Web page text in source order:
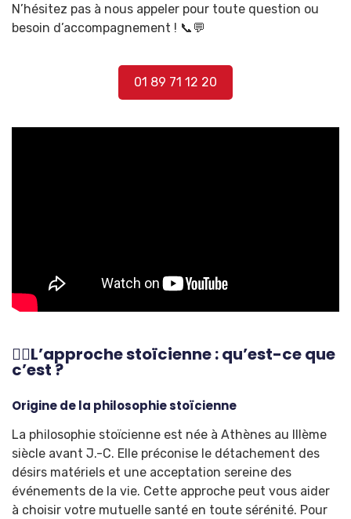
N’hésitez pas à nous appeler pour toute question ou
besoin d’accompagnement ! 📞💬
01 89 71 12 20
🧘‍♀️L’approche stoïcienne : qu’est-ce que
c’est ?
Origine de la philosophie stoïcienne
La philosophie stoïcienne est née à Athènes au IIIème
siècle avant J.-C. Elle préconise le détachement des
désirs matériels et une acceptation sereine des
événements de la vie. Cette approche peut vous aider
à choisir votre mutuelle santé en toute sérénité. Pour